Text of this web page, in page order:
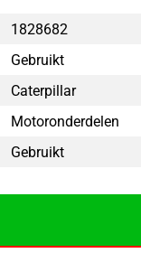
1828682
Gebruikt
Caterpillar
Motoronderdelen
Gebruikt